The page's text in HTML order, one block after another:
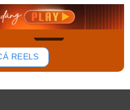
Mua ngay
REELS